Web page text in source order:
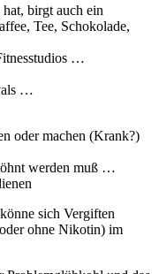
birgt auch ein
Tee, Schokolade,
…
…
oder machen (Krank?)
werden muß …
sich Vergiften
ohne Nikotin) im